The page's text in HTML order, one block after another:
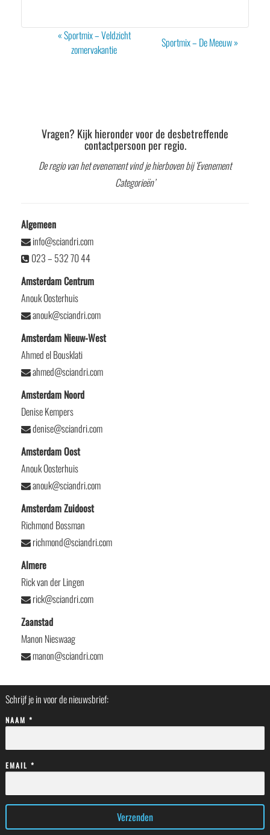
Evenement
«Sportmix – Veldzicht
zomervakantie
Sportmix – De Meeuw»
Vragen? Kijk hieronder voor de desbetreffende
contactpersoon per regio.
De regio van het evenement vind je hierboven bij ‘Evenement
Categorieën’
Algemeen
info@sciandri.com
023 – 532 70 44
Amsterdam Centrum
Anouk Oosterhuis
anouk@sciandri.com
Amsterdam Nieuw-West
Ahmed el Bousklati
ahmed@sciandri.com
Amsterdam Noord
Denise Kempers
denise@sciandri.com
Amsterdam Oost
Anouk Oosterhuis
anouk@sciandri.com
Amsterdam Zuidoost
Richmond Bossman
richmond@sciandri.com
Almere
Rick van der Lingen
rick@sciandri.com
Zaanstad
Manon Nieswaag
manon@sciandri.com
Schrijf je in voor de nieuwsbrief:
NAAM *
EMAIL *